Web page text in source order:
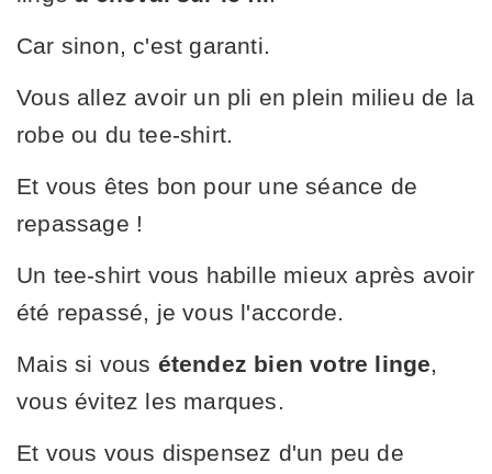
Car sinon, c'est garanti.
Vous allez avoir un pli en plein milieu de la
robe ou du tee-shirt.
Et vous êtes bon pour une séance de
repassage !
Un tee-shirt vous habille mieux après avoir
été repassé, je vous l'accorde.
Mais si vous étendez bien votre linge,
vous évitez les marques.
Et vous vous dispensez d'un peu de